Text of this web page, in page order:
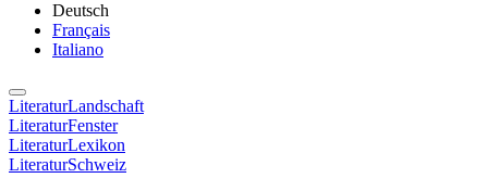
Deutsch
Français
Italiano
LiteraturLandschaft
LiteraturFenster
LiteraturLexikon
LiteraturSchweiz